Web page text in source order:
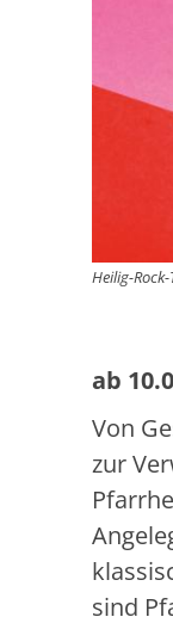
Heilig-
ab
Von
zur
sind